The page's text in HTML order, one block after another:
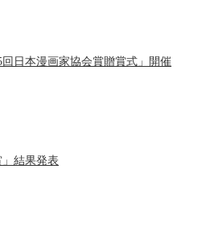
回日本漫画家協会賞贈賞式」開催
」結果発表